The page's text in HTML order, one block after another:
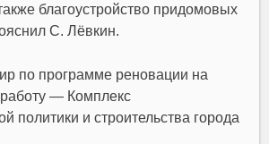
благоустройство придомовых
С. Лёвкин.